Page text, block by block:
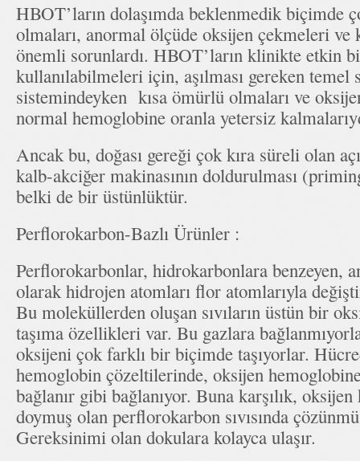
HBOT’ların dolaşımda beklenmedik biçimde
olmaları, anormal ölçüde oksijen çekmeleri
önemli sorunlardı. HBOT’ların klinikte etkin
kullanılabilmeleri için, aşılması gereken temel
sistemindeyken kısa ömürlü olmaları ve
normal hemoglobine oranla yetersiz
Ancak bu, doğası gereği çok kıra süreli olan
kalb-akciğer makinasının doldurulması
belki de bir üstünlüktür.
Perflorokarbon-Bazlı Ürünler :
Perflorokarbonlar, hidrokarbonlara benzeyen,
olarak hidrojen atomları flor atomlarıyla
Bu moleküllerden oluşan sıvıların üstün bir
taşıma özellikleri var. Bu gazlara
oksijeni çok farklı bir biçimde taşıyorlar.
hemoglobin çözeltilerinde, oksijen
bağlanır gibi bağlanıyor. Buna karşılık,
doymuş olan perflorokarbon sıvısında
Gereksinimi olan dokulara kolayca ulaşır.